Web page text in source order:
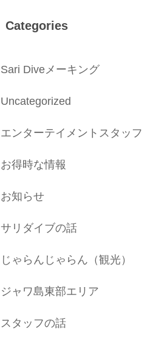
Categories
Sari Diveメーキング
Uncategorized
エンターテイメントスタッフ
お得時な情報
お知らせ
サリダイブの話
じゃらんじゃらん（観光）
ジャワ島東部エリア
スタッフの話